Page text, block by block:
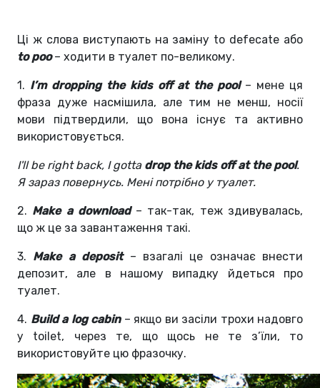
Ці ж слова виступають на заміну to defecate або
to poo– ходити в туалет по-великому.
1. I’m dropping the kids off at the pool– мене ця
фраза дуже насмішила, але тим не менш, носії
мови підтвердили, що вона існує та активно
використовується.
I'll be right back, I gotta drop the kids off at the pool.
Я зараз повернусь. Мені потрібно у туалет.
2. Make a download– так-так, теж здивувалась,
що ж це за завантаження такі.
3. Make a deposit– взагалі це означає внести
депозит, але в нашому випадку йдеться про
туалет.
4. Build a log cabin– якщо ви засіли трохи надовго
у toilet, через те, що щось не те з’їли, то
використовуйте цю фразочку.